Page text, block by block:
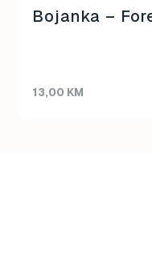
Bojanka –
13,00 KM